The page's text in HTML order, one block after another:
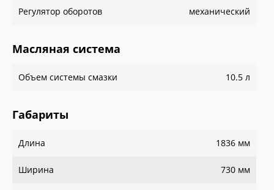
Регулятор оборотов механический
Масляная система
Объем системы смазки 10.5 л
Габариты
Длина 1836 мм
Ширина 730 мм